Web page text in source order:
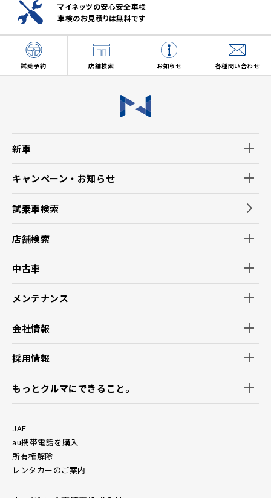
マイネッツの安心安全車検
車検のお見積りは無料です
試乗予約 店舗検索 お知らせ 各種問い合わせ
新車
キャンペーン・お知らせ
試乗車検索
店舗検索
中古車
メンテナンス
会社情報
採用情報
もっとクルマにできること。
JAF
au携帯電話を購入
所有権解除
レンタカーのご案内